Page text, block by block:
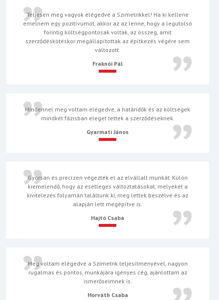
Teljesen meg vagyok elégedve a Szimetrikkel! Ha ki kellene
emelnem egy pozitívumot, akkor az az lenne, hogy a legutolsó
forintig költségpontosak voltak, az összeg, amit
szerződéskötéskor megállapítottak az építkezés végére sem
változott.
Fraknói Pál
Mindennel meg voltam elégedve, a határidők és az költségek
mindkét fázisban eleget tettek a szerződéseknek.
Gyarmati János
Gyorsan és precízen végezték el az elvállalt munkát. Külön
kiemelendő, hogy az esetleges változtatásokat, melyeket a
kivitelezés folyamán találtunk ki, meg lettek beszélve és az
alapján lett megépítve is.
Hajtó Csaba
Meg voltam elégedve a Szimetrik teljesítményével, nagyon
rugalmas és pontos, munkájára igényes cég, ajánlottam az
ismerőseimnek is.
Horváth Csaba